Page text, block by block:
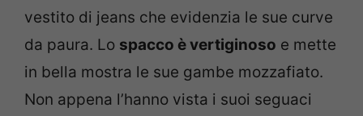
vestito di jeans che evidenzia le sue curve
da paura. Lo spacco è vertiginoso e mette
in bella mostra le sue gambe mozzafiato.
Non appena l’hanno vista i suoi seguaci